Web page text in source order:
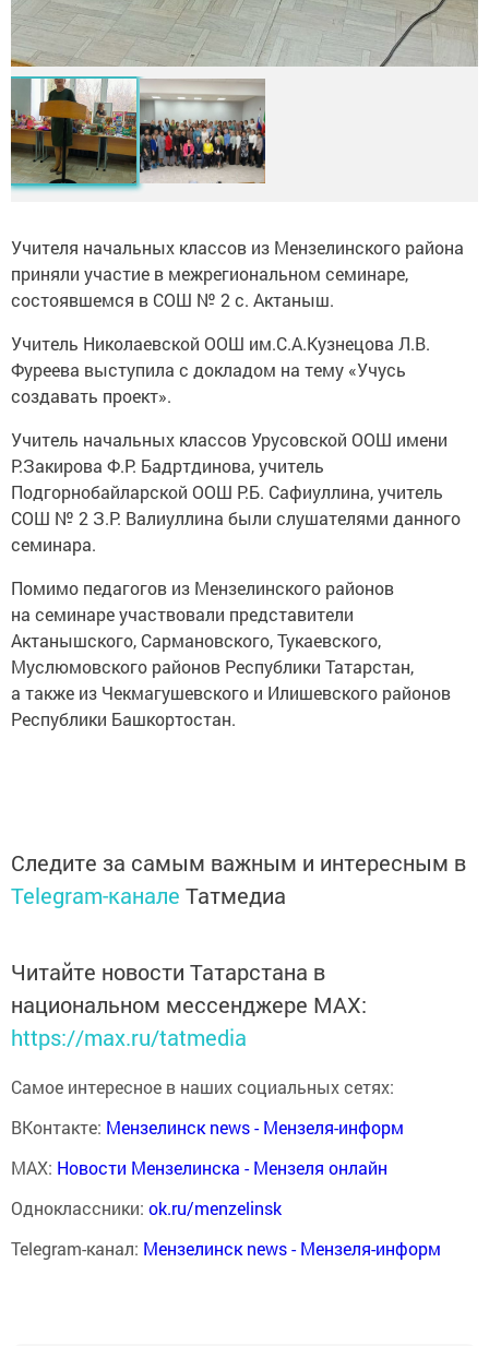
Учителя начальных классов из Мензелинского района
приняли участие в межрегиональном семинаре,
состоявшемся в СОШ № 2 с. Актаныш.
Учитель Николаевской ООШ им.С.А.Кузнецова Л.В.
Фуреева выступила с докладом на тему «Учусь
создавать проект».
Учитель начальных классов Урусовской ООШ имени
Р.Закирова Ф.Р. Бадртдинова, учитель
Подгорнобайларской ООШ Р.Б. Сафиуллина, учитель
СОШ № 2 З.Р. Валиуллина были слушателями данного
семинара.
Помимо педагогов из Мензелинского районов
на семинаре участвовали представители
Актанышского, Сармановского, Тукаевского,
Муслюмовского районов Республики Татарстан,
а также из Чекмагушевского и Илишевского районов
Республики Башкортостан.
Следите за самым важным и интересным в
Telegram-канале Татмедиа
Читайте новости Татарстана в
национальном мессенджере MАХ:
https://max.ru/tatmedia
Самое интересное в наших социальных сетях:
ВКонтакте: Мензелинск news - Мензеля-информ
MAX: Новости Мензелинска - Мензеля онлайн
Одноклассники: ok.ru/menzelinsk
Telegram-канал: Мензелинск news - Мензеля-информ